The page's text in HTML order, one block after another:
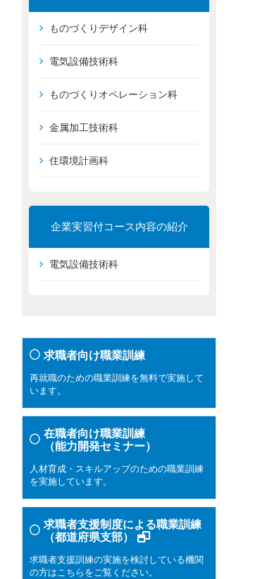
ものづくりデザイン科
電気設備技術科
ものづくりオペレーション科
金属加工技術科
住環境計画科
企業実習付コース内容の紹介
電気設備技術科
求職者向け職業訓練
再就職のための職業訓練を無料で実施して
います。
在職者向け職業訓練
（能力開発セミナー）
人材育成・スキルアップのための職業訓練
を実施しています。
求職者支援制度による職業訓練
（都道府県支部）
求職者支援訓練の実施を検討している機関
の方はこちらをご覧ください。